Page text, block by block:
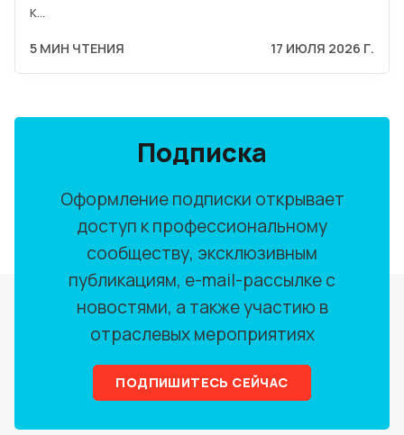
к…
5 МИН ЧТЕНИЯ 17 ИЮЛЯ 2026 Г.
Подписка
Оформление подписки открывает
доступ к профессиональному
сообществу, эксклюзивным
публикациям, e-mail-рассылке с
новостями, а также участию в
отраслевых мероприятиях
ПОДПИШИТЕСЬ СЕЙЧАС